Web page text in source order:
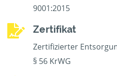
9001:2015
Zertifikat
Zertifizierter
§ 56 KrWG